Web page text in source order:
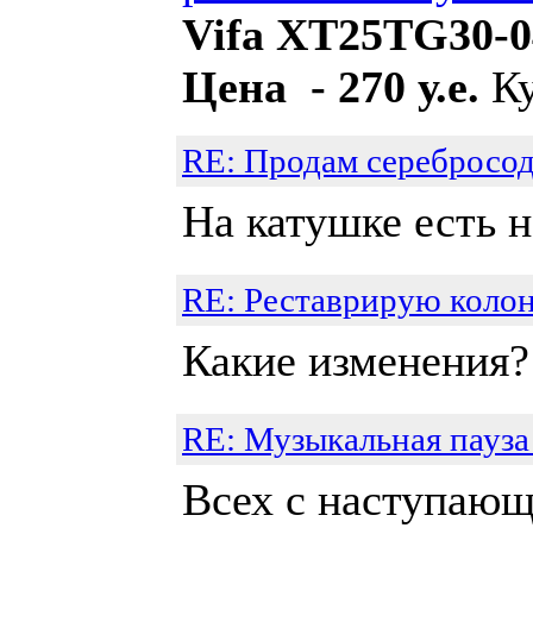
Vifa XT25TG30-
Цена - 270 у.е.
RE: Продам
На катушке есть
RE: Реставрирую
Какие
RE: Музыкальная
Всех с